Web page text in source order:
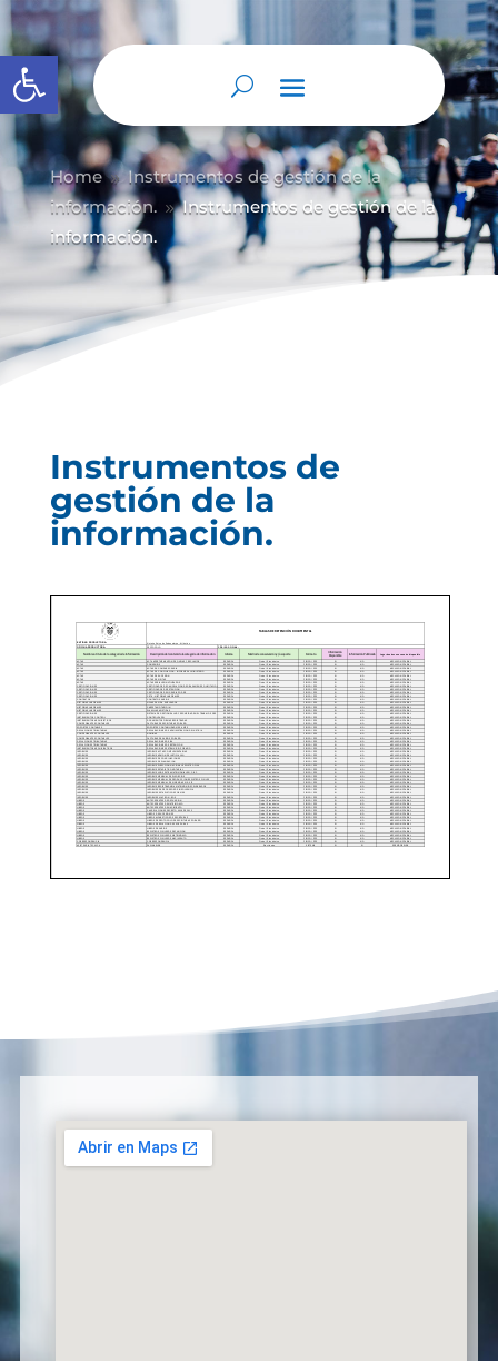
Abrir barra de herramientas
Home 9 Instrumentos de gestión de la
información. 9 Instrumentos de gestión de la
información.
Instrumentos de
gestión de la
información.